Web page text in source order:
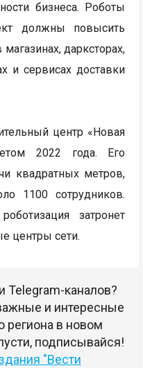
бизнеса. Роботы
должны повысить
дарксторах,
и сервисах доставки
центр «Новая
2022 года. Его
квадратных метров,
1100 сотрудников.
затронет
центры сети.
Telegram-каналов?
и интересные
региона в новом
подписывайся!
"Вести